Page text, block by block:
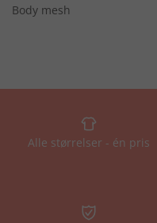
Body mesh
Alle størrelser - én pris